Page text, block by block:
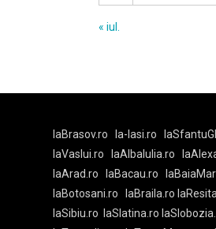
« iul.
laBrasov.ro la-Iasi.ro
laVaslui.ro
laAlbaIulia.ro
laArad.ro
laBacau.ro
laBotosani.ro
laBraila.ro
laSibiu.ro
laSlatina.ro